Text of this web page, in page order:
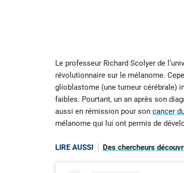
Le professeur Richard Scolyer de
révolutionnaire sur le mélanome.
glioblastome (une tumeur cérébrale)
faibles. Pourtant, un an après son
aussi en rémission pour son cancer
mélanome qui lui ont permis de
LIRE AUSSI Des chercheurs